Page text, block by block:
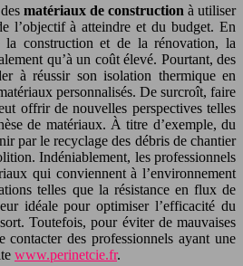
matériaux de construction à utiliser
l’objectif à atteindre et du budget. En
construction et de la rénovation, la
qu’à un coût élevé. Pourtant, des
à réussir son isolation thermique en
personnalisés. De surcroît, faire
offrir de nouvelles perspectives telles
de matériaux. À titre d’exemple, du
par le recyclage des débris de chantier
Indéniablement, les professionnels
qui conviennent à l’environnement
telles que la résistance en flux de
idéale pour optimiser l’efficacité du
Toutefois, pour éviter de mauvaises
contacter des professionnels ayant une
www.perinetcie.fr.